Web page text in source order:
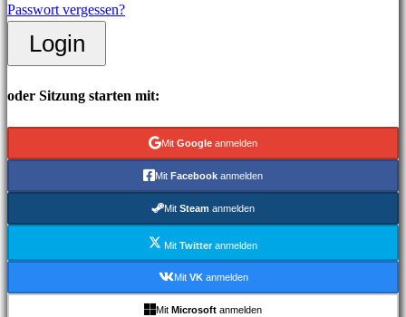
Play
Kategorien
Strategiespiele
Abenteuerspiele
RPG-
Shooterspiele
Passwort vergessen?
Login
oder Sitzung starten mit:
Mit Google anmelden
Mit Facebook anmelden
Mit Steam anmelden
MitTwitteranmelden
Mit VKanmelden
Mit Microsoft anmelden